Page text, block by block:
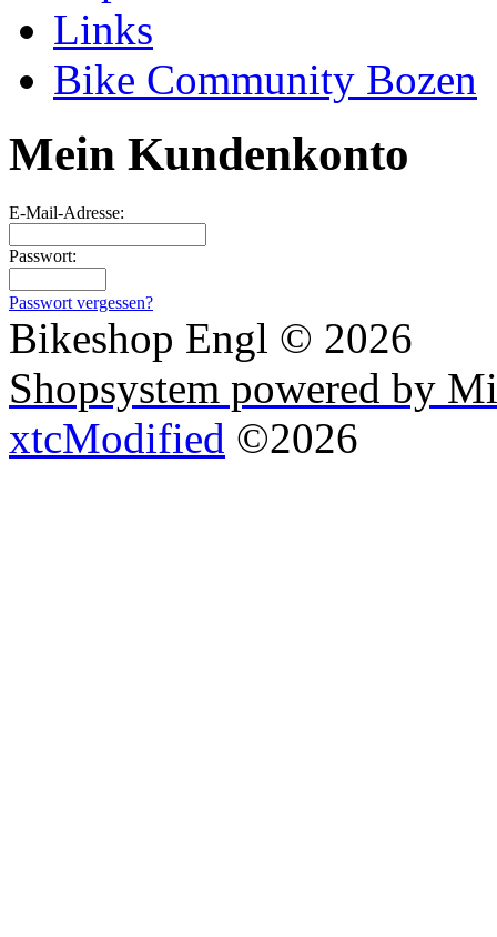
Links
Bike Community Bozen
Mein Kundenkonto
E-Mail-Adresse:
Passwort:
Passwort vergessen?
Bikeshop Engl © 2026
Shopsystem powered by
xtcModified ©2026